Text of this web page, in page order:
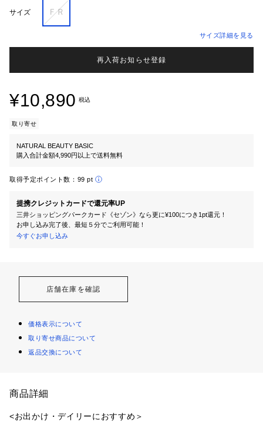
サイズ ＦＲ
サイズ詳細を見る
再入荷お知らせ登録
¥10,890 税込
取り寄せ
NATURAL BEAUTY BASIC
購入合計金額4,990円以上で送料無料
取得予定ポイント数： 99 pt
提携クレジットカードで還元率UP
三井ショッピングパークカード《セゾン》なら更に¥100につき1pt還元！
お申し込み完了後、最短５分でご利用可能！
今すぐお申し込み
店舗在庫を確認
価格表示について
取り寄せ商品について
返品交換について
商品詳細
<お出かけ・デイリーにおすすめ＞